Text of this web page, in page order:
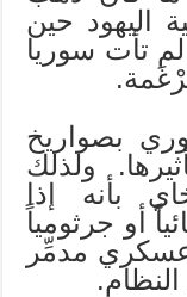
اليهود حين
تأت سوريا
بصواريخ
ولذلك
بأنه إذا
أو جرثومياً
مدمِّر